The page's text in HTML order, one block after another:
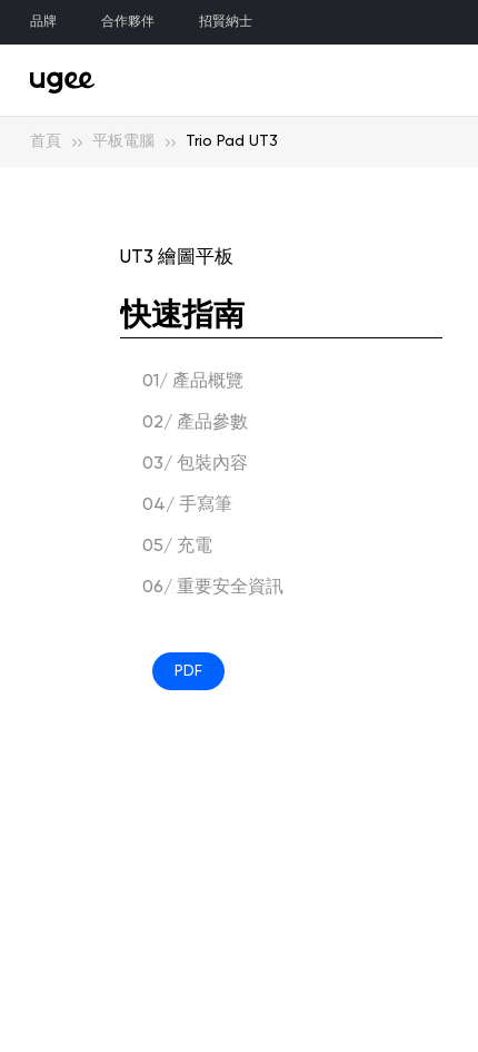
品牌 合作夥伴 招賢納士
探索電繪板
探索繪圖螢幕
探索平板電腦
探索配件
首頁 平板電腦 Trio Pad UT3
UT3 繪圖平板
快速指南
01/ 產品概覽
02/ 產品參數
03/ 包裝內容
04/ 手寫筆
05/ 充電
06/ 重要安全資訊
PDF